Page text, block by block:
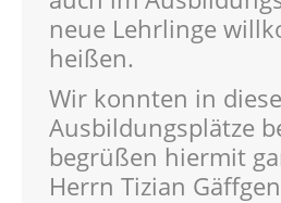
neue Lehrlinge
heißen.
Wir konnten in
Ausbildungsplätze
begrüßen hiermit
Herrn Tizian